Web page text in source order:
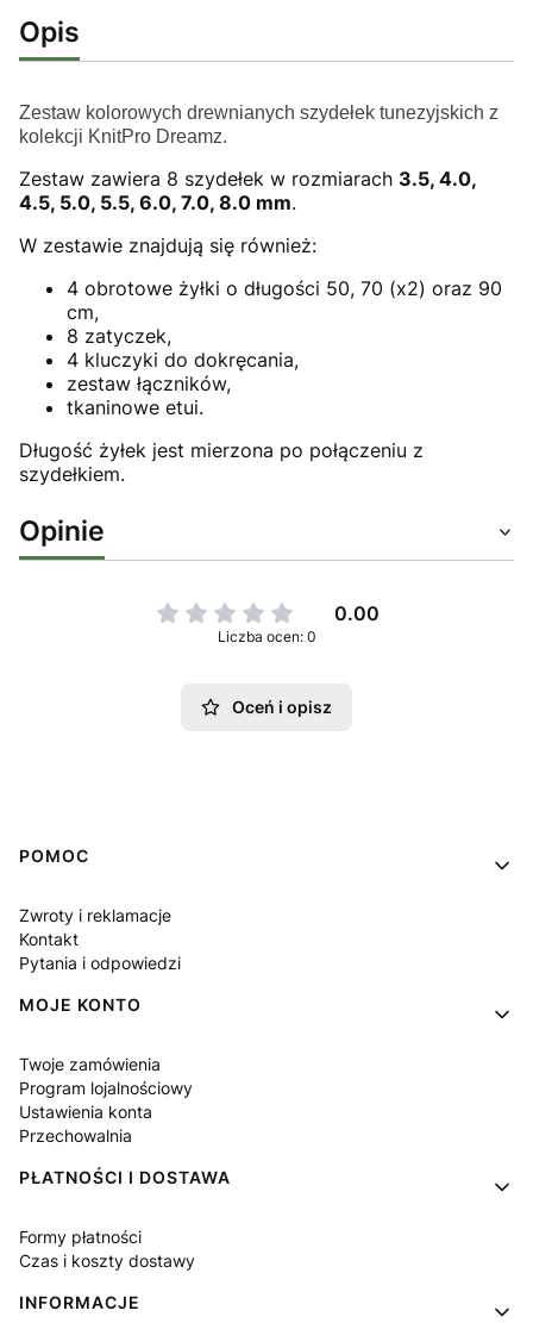
Opis
Zestaw kolorowych drewnianych szydełek tunezyjskich z
kolekcji KnitPro Dreamz.
Zestaw zawiera 8 szydełek w rozmiarach 3.5, 4.0,
4.5, 5.0, 5.5, 6.0, 7.0, 8.0 mm.
W zestawie znajdują się również:
4 obrotowe żyłki o długości 50, 70 (x2) oraz 90
cm,
8 zatyczek,
4 kluczyki do dokręcania,
zestaw łączników,
tkaninowe etui.
Długość żyłek jest mierzona po połączeniu z
szydełkiem.
Opinie
0.00
Liczba ocen: 0
Oceń i opisz
Linki w stopce
POMOC
Zwroty i reklamacje
Kontakt
Pytania i odpowiedzi
MOJE KONTO
Twoje zamówienia
Program lojalnościowy
Ustawienia konta
Przechowalnia
PŁATNOŚCI I DOSTAWA
Formy płatności
Czas i koszty dostawy
INFORMACJE